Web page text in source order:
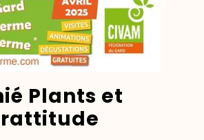
Plants et